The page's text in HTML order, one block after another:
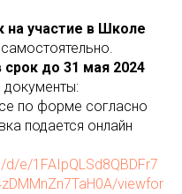
на участие в Школе
срок до 31 мая 2024
документы:
по форме согласно
подается онлайн
e/1FAIpQLSd8QBDFr7
viewfor